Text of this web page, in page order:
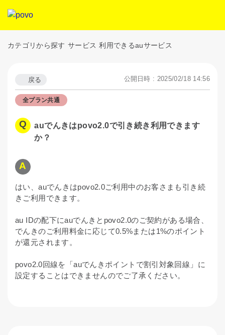
カテゴリから探す サービス 利用できるauサービス
戻る 公開日時 : 2025/02/18 14:56
全プラン共通
auでんきはpovo2.0で引き続き利用できます
か？
はい、auでんきはpovo2.0ご利用中のお客さまも引き続
きご利用できます。
au IDの配下にauでんきとpovo2.0のご契約がある場合、
でんきのご利用料金に応じて0.5%または1%のポイント
が還元されます。
povo2.0回線を「auでんきポイントで割引対象回線」に
設定することはできませんのでご了承ください。